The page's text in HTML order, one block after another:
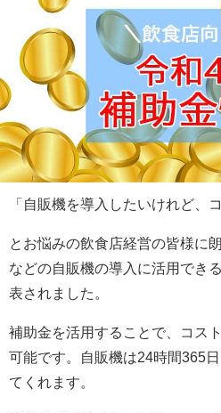
「自販機を導入したいけれど、
とお悩みの飲食店経営の皆様に
などの自販機の導入に活用でき
表されました。
補助金を活用することで、コス
可能です。自販機は24時間365
てくれます。